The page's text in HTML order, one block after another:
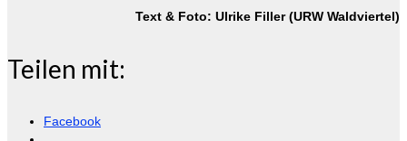
Text & Foto: Ulrike Filler (URW Waldviertel)
Teilen mit:
Facebook